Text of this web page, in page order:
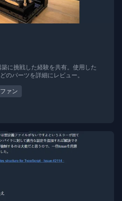
に挑戦した経験を共有。使用した
のパーツを詳細にレビュー。
ァン